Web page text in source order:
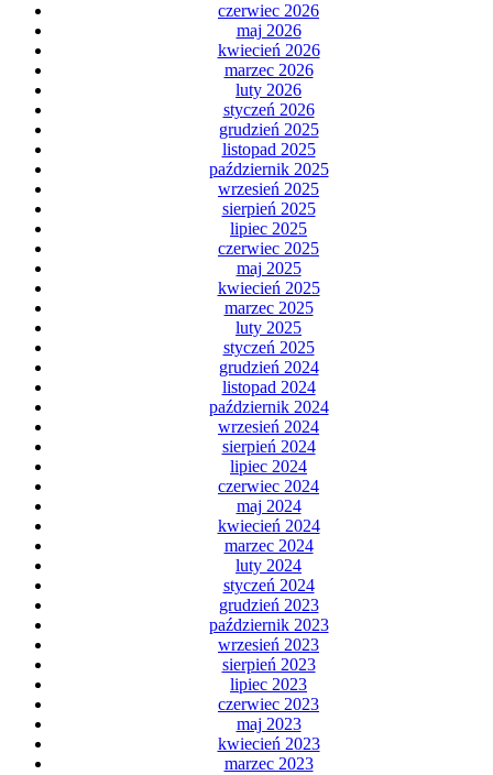
czerwiec 2026
maj 2026
kwiecień 2026
marzec 2026
luty 2026
styczeń 2026
grudzień 2025
listopad 2025
październik 2025
wrzesień 2025
sierpień 2025
lipiec 2025
czerwiec 2025
maj 2025
kwiecień 2025
marzec 2025
luty 2025
styczeń 2025
grudzień 2024
listopad 2024
październik 2024
wrzesień 2024
sierpień 2024
lipiec 2024
czerwiec 2024
maj 2024
kwiecień 2024
marzec 2024
luty 2024
styczeń 2024
grudzień 2023
październik 2023
wrzesień 2023
sierpień 2023
lipiec 2023
czerwiec 2023
maj 2023
kwiecień 2023
marzec 2023